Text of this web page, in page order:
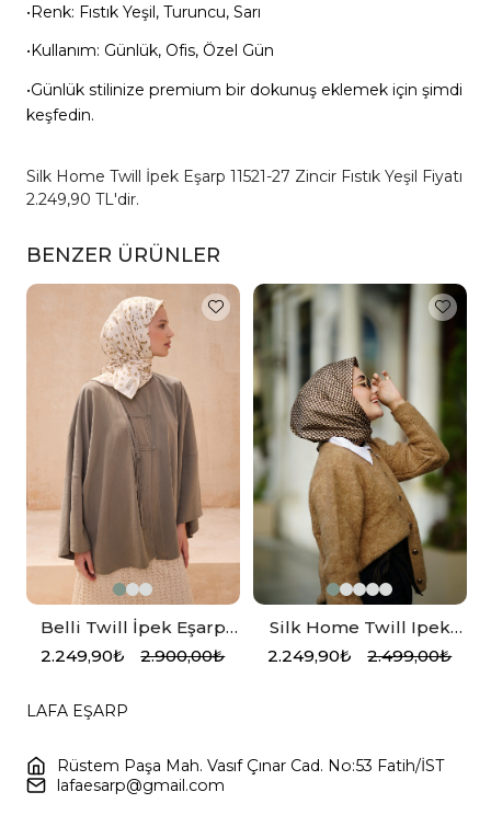
•Renk: Fıstık Yeşil, Turuncu, Sarı
•Kullanım: Günlük, Ofis, Özel Gün
•Günlük stilinize premium bir dokunuş eklemek için şimdi
keşfedin.
Silk Home Twill İpek Eşarp 11521-27 Zincir Fıstık Yeşil Fiyatı
2.249,90 TL'dir.
BENZER ÜRÜNLER
Belli Twill İpek Eşarp
4126-37
2.249,90₺ 2.900,00₺
Silk Home Twill Ipek
Eşarp 11409-34
2.249,90₺ 2.499,00₺
LAFA EŞARP
Rüstem Paşa Mah. Vasıf Çınar Cad. No:53 Fatih/İST
lafaesarp@gmail.com